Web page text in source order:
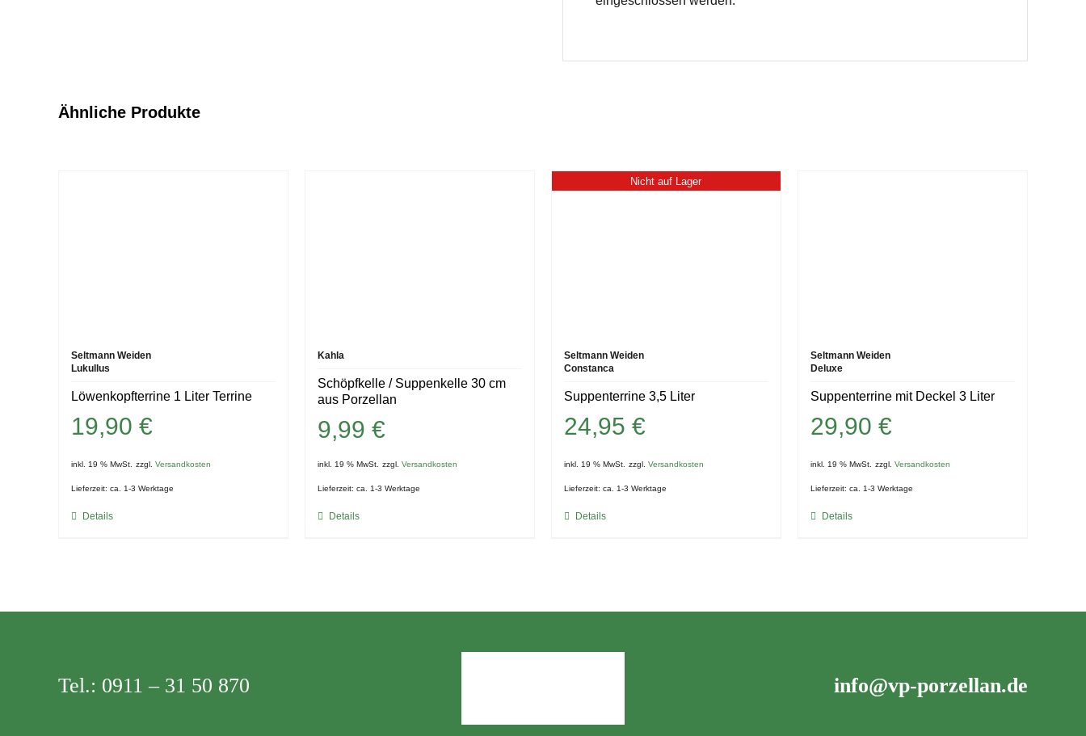
Ähnliche Produkte
Seltmann Weiden
Lukullus
Löwenkopfterrine 1 Liter Terrine
19,90 €
inkl. 19 % MwSt. zzgl. Versandkosten
Lieferzeit: ca. 1-3 Werktage
Details
Kahla
Schöpfkelle / Suppenkelle 30 cm
aus Porzellan
9,99 €
inkl. 19 % MwSt. zzgl. Versandkosten
Lieferzeit: ca. 1-3 Werktage
Details
Nicht auf Lager
Seltmann Weiden
Constanca
Suppenterrine 3,5 Liter
24,95 €
inkl. 19 % MwSt. zzgl. Versandkosten
Lieferzeit: ca. 1-3 Werktage
Details
Seltmann Weiden
Deluxe
Suppenterrine mit Deckel 3 Liter
29,90 €
inkl. 19 % MwSt. zzgl. Versandkosten
Lieferzeit: ca. 1-3 Werktage
Details
Tel.: 0911 – 31 50 870 info@vp-porzellan.de